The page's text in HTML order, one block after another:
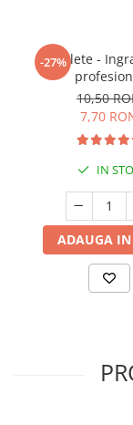
-27%
5 Tablete -
10,50
7,70
IN
ADAUGA IN